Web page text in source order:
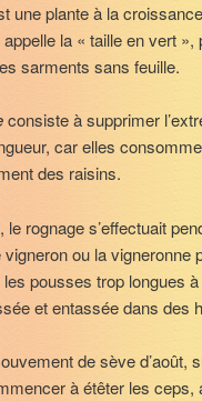
une plante à la
appelle la « taille en vert
sarments sans feuille.
consiste à supprimer
car elles
des raisins.
le rognage s’effectuait
vigneron ou la
pousses trop longues
et entassée dans des
de sève d’août,
à étêter les ceps,